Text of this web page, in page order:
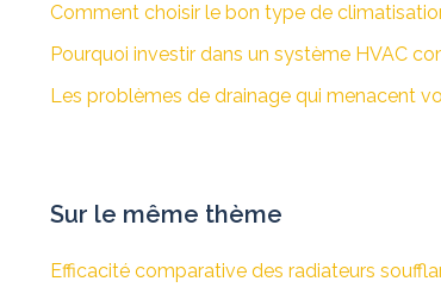
Comment choisir le bon type de
Pourquoi investir dans un système HVAC
Les problèmes de drainage qui menacent
Sur le même thème
Efficacité comparative des radiateurs